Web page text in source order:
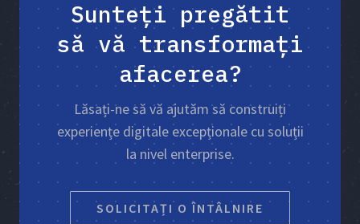
Sunteți pregătit
să vă transformați
afacerea?
Lăsați-ne să vă ajutăm să construiți
experiențe digitale excepționale cu soluții
la nivel enterprise.
SOLICITAȚI O ÎNTÂLNIRE